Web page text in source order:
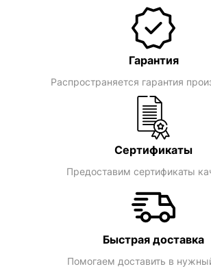
Гарантия
Распространяется гарантия
Сертификаты
Предоставим сертификаты
Быстрая доставка
Помогаем доставить в